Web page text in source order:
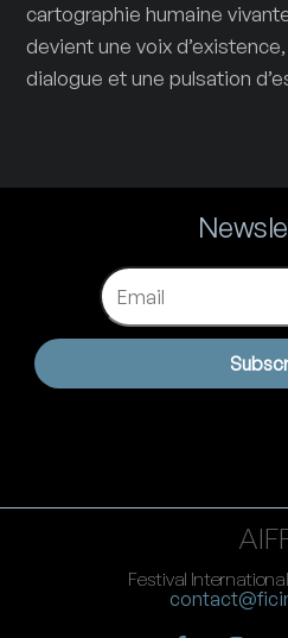
cartographie humaine
devient une voix
dialogue et une pulsation
Email
Festival